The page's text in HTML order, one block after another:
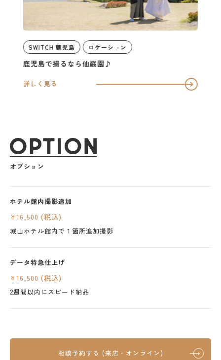
SWITCH 鹿児島 ロケーション
鹿児島で撮るなら仙巌園♪
詳しく見る
オプション
ホテル館内撮影追加
¥16,500 (税込)
城山ホテル館内で１箇所追加撮影
データ特急仕上げ
¥16,500 (税込)
2週間以内にスピード納品
相談予約する (来店・オンライン)